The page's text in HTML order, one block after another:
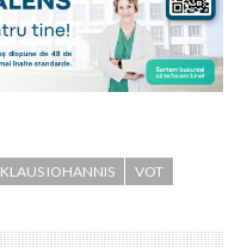
KLAUS IOHANNIS VOT